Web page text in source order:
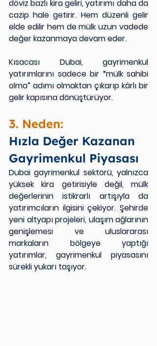
döviz bazlı kira geliri, yatırımı daha da
cazip hale getirir. Hem düzenli gelir
elde edilir hem de mülk uzun vadede
değer kazanmaya devam eder.
Kısacası Dubai, gayrimenkul
yatırımlarını sadece bir “mülk sahibi
olma” adımı olmaktan çıkarıp kârlı bir
gelir kapısına dönüştürüyor.
3. Neden:
Hızla Değer Kazanan
Gayrimenkul Piyasası
Dubai gayrimenkul sektörü, yalnızca
yüksek kira getirisiyle değil, mülk
değerlerinin istikrarlı artışıyla da
yatırımcıların ilgisini çekiyor. Şehirde
yeni altyapı projeleri, ulaşım ağlarının
genişlemesi ve uluslararası
markaların bölgeye yaptığı
yatırımlar, gayrimenkul piyasasını
sürekli yukarı taşıyor.